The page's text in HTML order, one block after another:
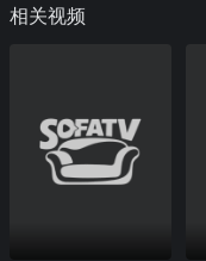
相关视频